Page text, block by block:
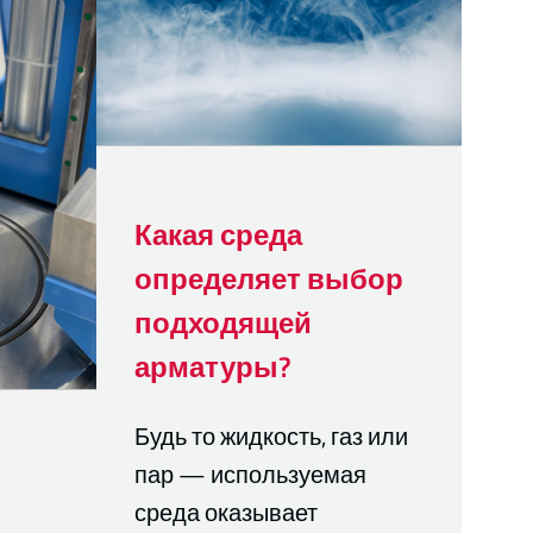
Какая среда
определяет выбор
подходящей
арматуры?
Будь то жидкость, газ или
пар — используемая
среда оказывает